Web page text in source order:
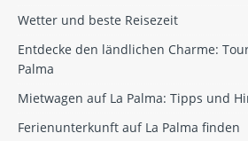
Wetter und beste Reisezeit
Entdecke den ländlichen Charme:
Palma
Mietwagen auf La Palma: Tipps und
Ferienunterkunft auf La Palma finden